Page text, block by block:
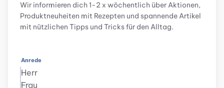
Wir informieren dich 1-2 x wöchentlich über Aktionen,
Produktneuheiten mit Rezepten und spannende Artikel
mit nützlichen Tipps und Tricks für den Alltag.
Anrede
Herr
Frau